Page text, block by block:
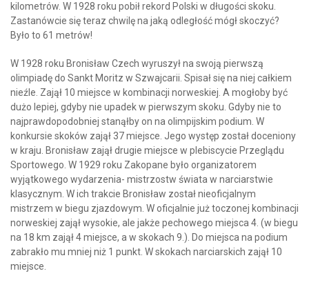
kilometrów. W 1928 roku pobił rekord Polski w długości skoku.
Zastanówcie się teraz chwilę na jaką odległość mógł skoczyć?
Było to 61 metrów!
W 1928 roku Bronisław Czech wyruszył na swoją pierwszą
olimpiadę do Sankt Moritz w Szwajcarii. Spisał się na niej całkiem
nieźle. Zajął 10 miejsce w kombinacji norweskiej. A mogłoby być
dużo lepiej, gdyby nie upadek w pierwszym skoku. Gdyby nie to
najprawdopodobniej stanąłby on na olimpijskim podium. W
konkursie skoków zajął 37 miejsce. Jego występ został doceniony
w kraju. Bronisław zajął drugie miejsce w plebiscycie Przeglądu
Sportowego. W 1929 roku Zakopane było organizatorem
wyjątkowego wydarzenia- mistrzostw świata w narciarstwie
klasycznym. W ich trakcie Bronisław został nieoficjalnym
mistrzem w biegu zjazdowym. W oficjalnie już toczonej kombinacji
norweskiej zajął wysokie, ale jakże pechowego miejsca 4. (w biegu
na 18 km zajął 4 miejsce, a w skokach 9.). Do miejsca na podium
zabrakło mu mniej niż 1 punkt. W skokach narciarskich zajął 10
miejsce.